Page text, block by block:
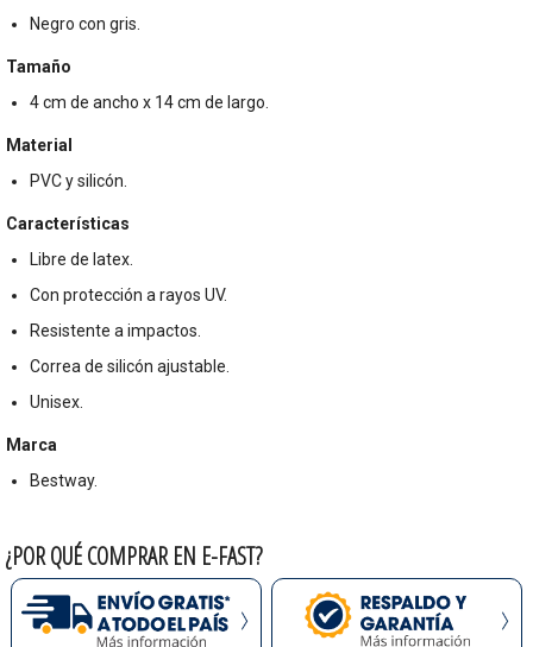
Negro con gris.
Tamaño
4 cm de ancho x 14 cm de largo.
Material
PVC y silicón.
Características
Libre de latex.
Con protección a rayos UV.
Resistente a impactos.
Correa de silicón ajustable.
Unisex.
Marca
Bestway.
¿POR QUÉ COMPRAR EN E-FAST?